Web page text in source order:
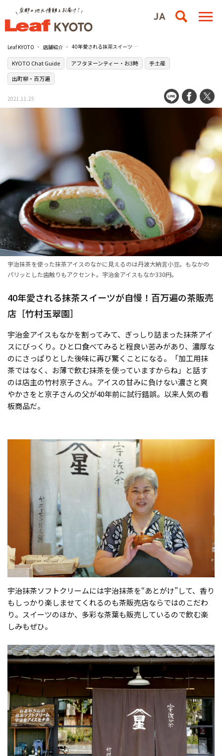
Leaf KYOTO 店舗紹介 40年愛される抹茶スイーツが自慢！百万遍の茶販売店［竹村玉翠園］
KYOTO Chat Guide アフタヌーンティー・お3時
手土産
出町柳・百万遍
2021.11.25
宇治抹茶を使った抹茶アイスのなかに見えるのは丹波大納言小豆。もなかの
パリッとした歯触りもアクセント。宇治金アイスもなか330円。
40年愛される抹茶スイーツが自慢！百万遍の茶販売
店［竹村玉翠園］
宇治金アイスもなかを割ってみて、ぎっしり詰まった抹茶アイ
スにびっくり。ひと口食べてみると程良い苦みがあり、濃厚な
のにさっぱりとした後味に再び驚くことになる。「加工用抹
茶ではなく、お薄で飲む抹茶を使っていますからね」と話す
のは店主の竹村京子さん。アイスの甘みに負けない濃さと爽
やかさをと京子さんの父が40年前に試行錯誤。以来人気の看
板商品だ。
宇治抹茶ソフトクリームには宇治抹茶を“あとがけ”して、香り
もしっかり楽しませてくれるのも茶販売店ならではのこだわ
り。スイーツのほか、多彩な茶葉も販売しているので飲む楽
しみもぜひ。